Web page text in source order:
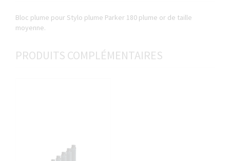
Bloc plume pour Stylo plume Parker 180 plume or de taille
moyenne.
PRODUITS COMPLÉMENTAIRES